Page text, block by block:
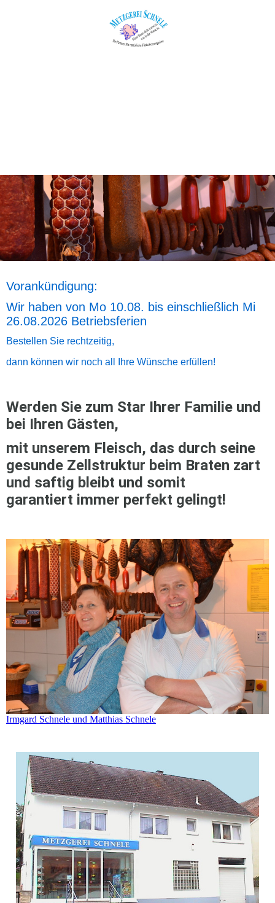
Vorankündigung:
Wir haben von Mo 10.08. bis einschließlich Mi
26.08.2026 Betriebsferien
Bestellen Sie rechtzeitig,
dann können wir noch all Ihre Wünsche erfüllen!
Werden Sie zum Star Ihrer Familie und
bei Ihren Gästen,
mit unserem Fleisch, das durch seine
gesunde Zellstruktur beim Braten zart
und saftig bleibt und somit
garantiert immer perfekt gelingt!
Irmgard Schnele und Matthias Schnele